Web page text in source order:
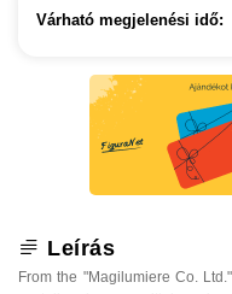
Várható megjelenési idő:
Leírás
From the "Magilumiere Co.